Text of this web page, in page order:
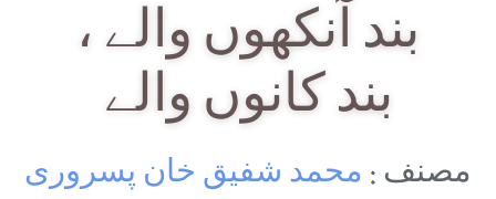
بند آنکھوں والے ،
بند کانوں والے
مصنف : محمد شفیق خان پسروری